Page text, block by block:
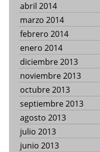
abril 2014
marzo 2014
febrero 2014
enero 2014
diciembre 2013
noviembre 2013
octubre 2013
septiembre 2013
agosto 2013
julio 2013
junio 2013